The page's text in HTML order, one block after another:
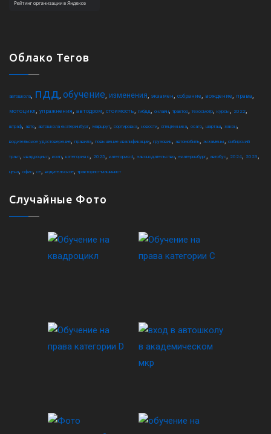
Облако Тегов
автошкола, пдд, обучение, изменения, экзамен, собрание, вождение, права,
мотоцикл, упражнения, автодром, стоимость, гибдд, онлайн, трактор, техосмотр, курсы, 2022,
штраф, авто, автошкола екатеринбург, маршрут, сортировка, новости, спецтехника, осаго, шарташ, закон,
водительское удостоверение, правила, повышение квалификации, грузовик, автомобиль, экзамены, сибирский
тракт, квадроцикл, коап, категория c, 2025, категория d, законодательство, екатеринбург, автобус, 2024, 2023,
цена, офис, ce, водительское, тракторист-машинист
Случайные Фото